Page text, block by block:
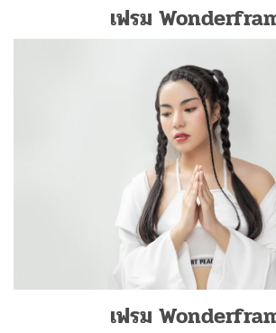
เฟรม
เฟรม